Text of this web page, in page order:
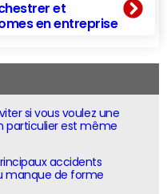
et
en entreprise
si vous voulez une
particulier est même
accidents
manque de forme